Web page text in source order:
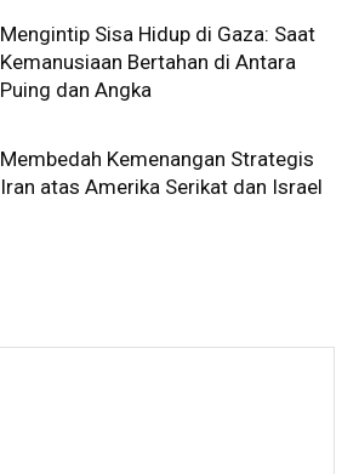
Mengintip Sisa Hidup di Gaza: Saat
Kemanusiaan Bertahan di Antara
Puing dan Angka
Membedah Kemenangan Strategis
Iran atas Amerika Serikat dan Israel